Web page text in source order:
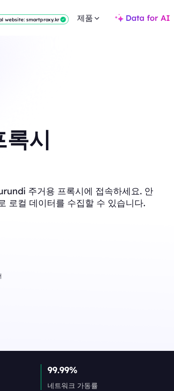
website: smartproxy.kr 제품 Data for AI
시
주거용 프록시에 접속하세요. 안
로컬 데이터를 수집할 수 있습니다.
99.99%
네트워크 가동률